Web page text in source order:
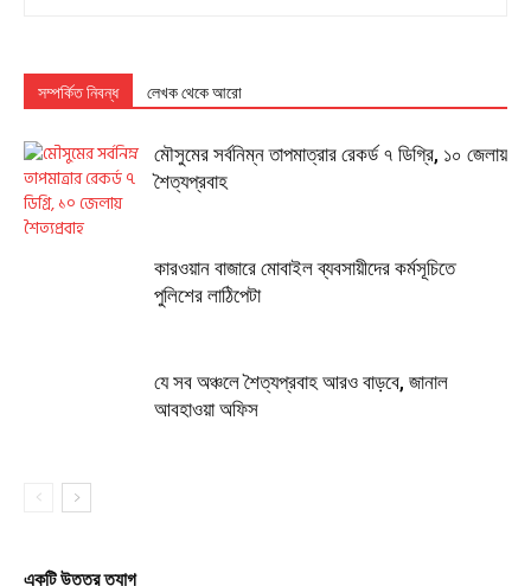
সম্পর্কিত নিবন্ধ লেখক থেকে আরো
মৌসুমের সর্বনিম্ন তাপমাত্রার রেকর্ড ৭ ডিগ্রি, ১০ জেলায়
শৈত্যপ্রবাহ
কারওয়ান বাজারে মোবাইল ব্যবসায়ীদের কর্মসূচিতে
পুলিশের লাঠিপেটা
যে সব অঞ্চলে শৈত্যপ্রবাহ আরও বাড়বে, জানাল
আবহাওয়া অফিস
একটি উত্তর ত্যাগ